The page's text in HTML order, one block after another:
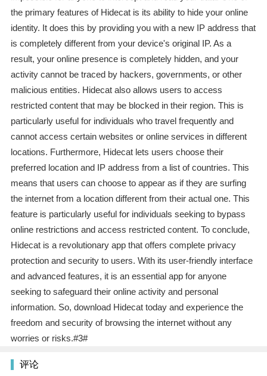
the primary features of Hidecat is its ability to hide your online
identity. It does this by providing you with a new IP address that
is completely different from your device's original IP. As a
result, your online presence is completely hidden, and your
activity cannot be traced by hackers, governments, or other
malicious entities. Hidecat also allows users to access
restricted content that may be blocked in their region. This is
particularly useful for individuals who travel frequently and
cannot access certain websites or online services in different
locations. Furthermore, Hidecat lets users choose their
preferred location and IP address from a list of countries. This
means that users can choose to appear as if they are surfing
the internet from a location different from their actual one. This
feature is particularly useful for individuals seeking to bypass
online restrictions and access restricted content. To conclude,
Hidecat is a revolutionary app that offers complete privacy
protection and security to users. With its user-friendly interface
and advanced features, it is an essential app for anyone
seeking to safeguard their online activity and personal
information. So, download Hidecat today and experience the
freedom and security of browsing the internet without any
worries or risks.#3#
评论